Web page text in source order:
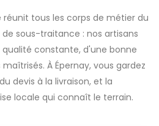
réunit tous les corps de métier du
sous-traitance : nos artisans
constante, d'une bonne
À Épernay, vous gardez
devis à la livraison, et la
locale qui connaît le terrain.